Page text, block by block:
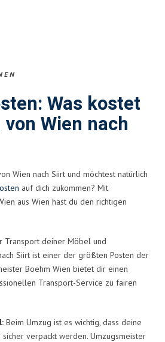
Was kostet
Wien nach
Wien nach Siirt und möchtest natürlich
auf dich zukommen? Mit
aus Wien hast du den richtigen
Transport deiner Möbel und
Siirt ist einer der größten Posten der
Boehm Wien bietet dir einen
Transport-Service zu fairen
Beim Umzug ist es wichtig, dass deine
verpackt werden. Umzugsmeister